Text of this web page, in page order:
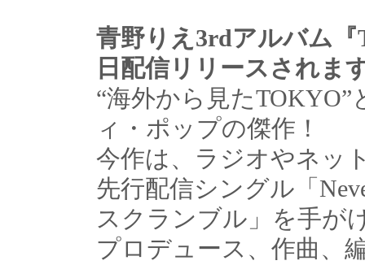
青野りえ3rdアルバム『
日配信リリースされま
“海外から見た
ィ・ポップの傑作！
今作は、ラジオやネッ
先行配信シングル「
スクランブル」を手が
プロデュース、作曲、